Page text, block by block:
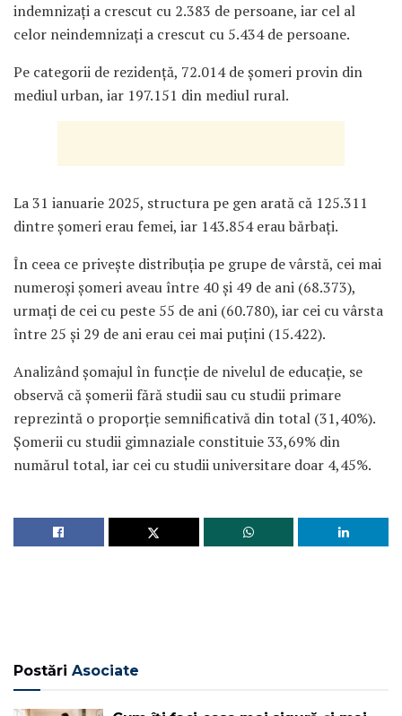
indemnizați a crescut cu 2.383 de persoane, iar cel al
celor neindemnizați a crescut cu 5.434 de persoane.
Pe categorii de rezidență, 72.014 de șomeri provin din
mediul urban, iar 197.151 din mediul rural.
La 31 ianuarie 2025, structura pe gen arată că 125.311
dintre șomeri erau femei, iar 143.854 erau bărbați.
În ceea ce privește distribuția pe grupe de vârstă, cei mai
numeroși șomeri aveau între 40 și 49 de ani (68.373),
urmați de cei cu peste 55 de ani (60.780), iar cei cu vârsta
între 25 și 29 de ani erau cei mai puțini (15.422).
Analizând șomajul în funcție de nivelul de educație, se
observă că șomerii fără studii sau cu studii primare
reprezintă o proporție semnificativă din total (31,40%).
Șomerii cu studii gimnaziale constituie 33,69% din
numărul total, iar cei cu studii universitare doar 4,45%.
Postări Asociate